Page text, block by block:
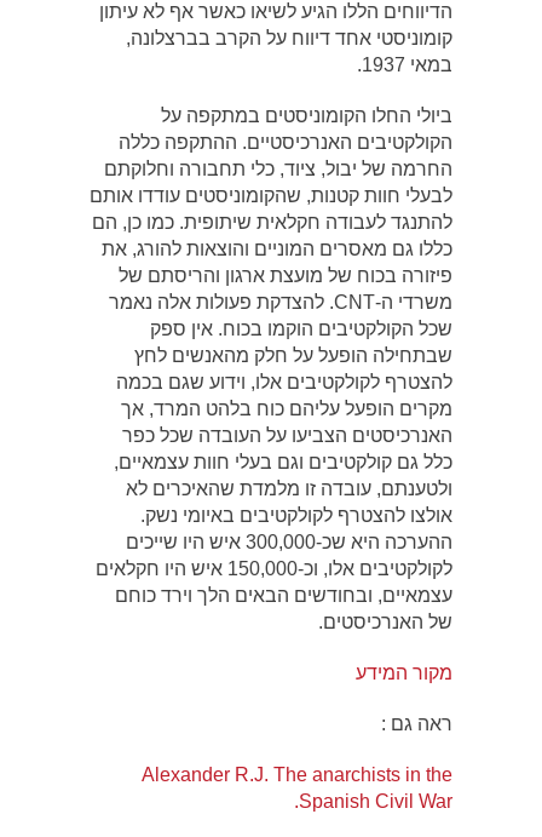
הדיווחים הללו הגיע לשיאו כאשר אף לא עיתון
קומוניסטי אחד דיווח על הקרב בברצלונה,
במאי 1937.
ביולי החלו הקומוניסטים במתקפה על
הקולקטיבים האנרכיסטיים. ההתקפה כללה
החרמה של יבול, ציוד, כלי תחבורה וחלוקתם
לבעלי חוות קטנות, שהקומוניסטים עודדו אותם
להתנגד לעבודה חקלאית שיתופית. כמו כן, הם
כללו גם מאסרים המוניים והוצאות להורג, את
פיזורה בכוח של מועצת ארגון והריסתם של
משרדי ה-CNT. להצדקת פעולות אלה נאמר
שכל הקולקטיבים הוקמו בכוח. אין ספק
שבתחילה הופעל על חלק מהאנשים לחץ
להצטרף לקולקטיבים אלו, וידוע שגם בכמה
מקרים הופעל עליהם כוח בלהט המרד, אך
האנרכיסטים הצביעו על העובדה שכל כפר
כלל גם קולקטיבים וגם בעלי חוות עצמאיים,
ולטענתם, עובדה זו מלמדת שהאיכרים לא
אולצו להצטרף לקולקטיבים באיומי נשק.
ההערכה היא שכ-300,000 איש היו שייכים
לקולקטיבים אלו, וכ-150,000 איש היו חקלאים
עצמאיים, ובחודשים הבאים הלך וירד כוחם
של האנרכיסטים.
מקור המידע
ראה גם :
Alexander R.J. The anarchists in the
Spanish Civil War.